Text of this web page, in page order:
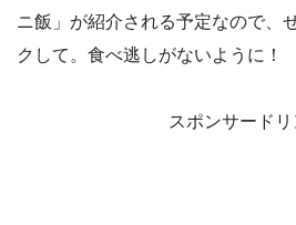
ニ飯」が紹介される予定なので、
クして。食べ逃しがないように！
スポンサードリ